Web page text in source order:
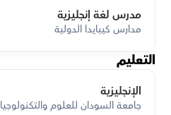
مدرس لغة إنجليزية
مدارس كيبايدا الدولية
التعليم
الإنجليزية
جامعة السودان للعلوم والتكنولوجيا